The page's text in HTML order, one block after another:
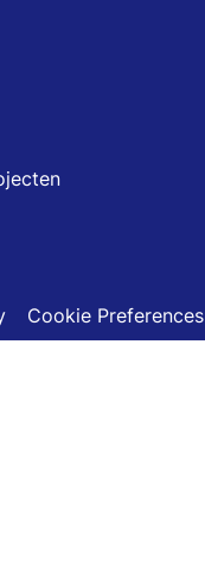
Cookie Preferences